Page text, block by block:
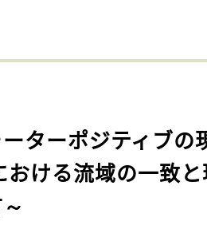
ーターポジティブの
おける流域の一致